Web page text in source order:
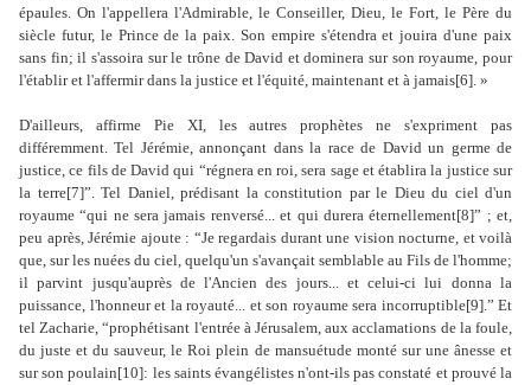
épaules. On l'appellera l'Admirable, le Conseiller, Dieu, le Fort, le Père du
siècle futur, le Prince de la paix. Son empire s'étendra et jouira d'une paix
sans fin; il s'assoira sur le trône de David et dominera sur son royaume, pour
l'établir et l'affermir dans la justice et l'équité, maintenant et à jamais[6]. »
D'ailleurs, affirme Pie XI, les autres prophètes ne s'expriment pas
différemment. Tel Jérémie, annonçant dans la race de David un germe de
justice, ce fils de David qui “régnera en roi, sera sage et établira la justice sur
la terre[7]”. Tel Daniel, prédisant la constitution par le Dieu du ciel d'un
royaume “qui ne sera jamais renversé... et qui durera éternellement[8]” ; et,
peu après, Jérémie ajoute : “Je regardais durant une vision nocturne, et voilà
que, sur les nuées du ciel, quelqu'un s'avançait semblable au Fils de l'homme;
il parvint jusqu'auprès de l'Ancien des jours... et celui-ci lui donna la
puissance, l'honneur et la royauté... et son royaume sera incorruptible[9].” Et
tel Zacharie, “prophétisant l'entrée à Jérusalem, aux acclamations de la foule,
du juste et du sauveur, le Roi plein de mansuétude monté sur une ânesse et
sur son poulain[10]: les saints évangélistes n'ont-ils pas constaté et prouvé la